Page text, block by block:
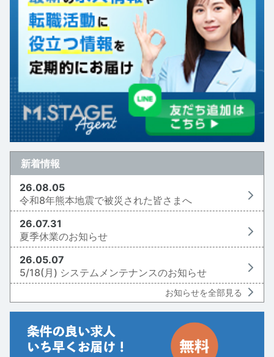
新着情報
26.08.05
令和8年熊本地震で被災された皆さまへ
26.07.31
夏季休業のお知らせ
26.05.07
5/18(月) システムメンテナンスのお知らせ
お知らせを全部見る